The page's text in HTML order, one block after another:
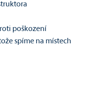
poškození
spíme na místech